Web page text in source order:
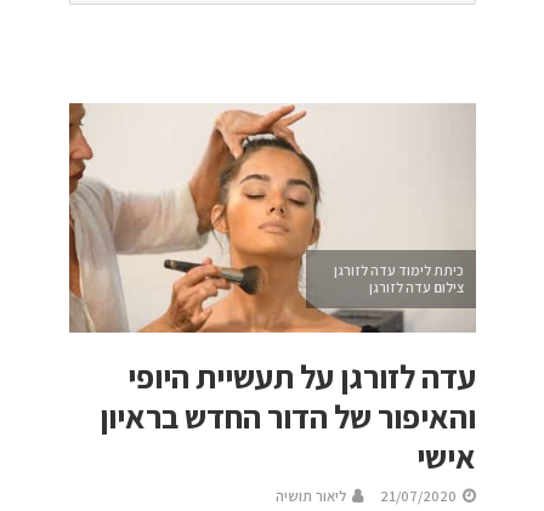
כיתת לימוד עדה לזורגן
צילום עדה לזורגן
עדה לזורגן על תעשיית היופי
והאיפור של הדור החדש בראיון
אישי
21/07/2020 ליאור תושיה